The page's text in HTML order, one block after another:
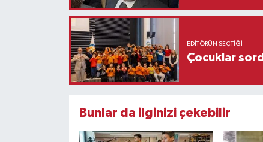
EDITÖRÜN SEÇTIĞI
Çocuklar
Bunlar da ilginizi çekebilir